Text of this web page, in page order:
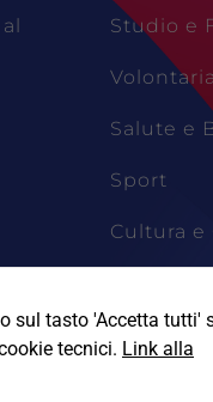
Studio e
Salute e
Sport
Cultura e
sul tasto 'Accetta tutti'
tecnici. Link alla